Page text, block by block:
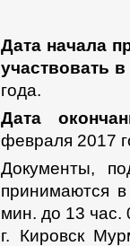
Дата начала
участвовать
года.
Дата
февраля 2017
Документы,
принимаются
мин. до 13 час.
г. Кировск